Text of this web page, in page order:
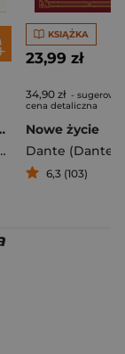
Dauksza
KSIĄŻKA
23,99 zł
34,90 zł -
cena detaliczna
Nowe życie
6,3 (103)